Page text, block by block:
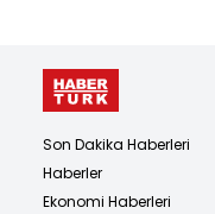
Son Dakika Haberleri
Haberler
Ekonomi Haberleri